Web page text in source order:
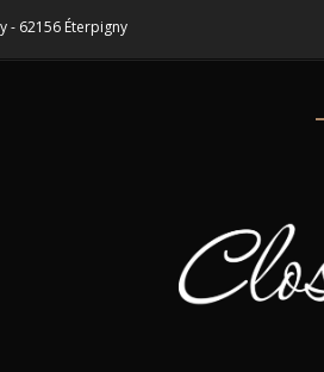
- 62156 Éterpigny